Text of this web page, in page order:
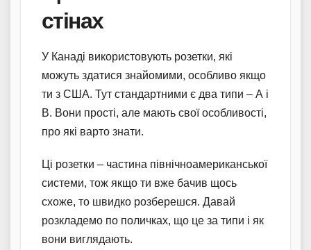
стінах
У Канаді використовують розетки, які
можуть здатися знайомими, особливо якщо
ти з США. Тут стандартними є два типи – А і
В. Вони прості, але мають свої особливості,
про які варто знати.
Ці розетки – частина північноамериканської
системи, тож якщо ти вже бачив щось
схоже, то швидко розберешся. Давай
розкладемо по поличках, що це за типи і як
вони виглядають.